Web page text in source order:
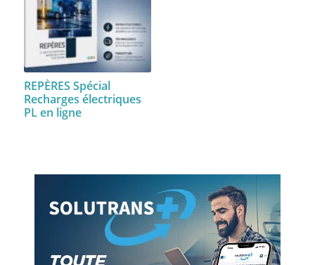
REPÈRES Spécial
Recharges électriques
PL en ligne